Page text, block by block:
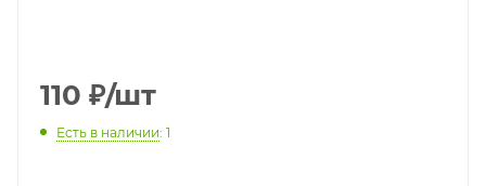
110 ₽/шт
Есть в наличии: 1